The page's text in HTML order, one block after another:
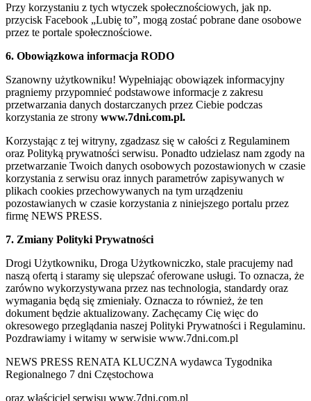
Przy korzystaniu z tych wtyczek społecznościowych, jak np.
przycisk Facebook „Lubię to”, mogą zostać pobrane dane osobowe
przez te portale społecznościowe.
6. Obowiązkowa informacja RODO
Szanowny użytkowniku! Wypełniając obowiązek informacyjny
pragniemy przypomnieć podstawowe informacje z zakresu
przetwarzania danych dostarczanych przez Ciebie podczas
korzystania ze strony www.7dni.com.pl.
Korzystając z tej witryny, zgadzasz się w całości z Regulaminem
oraz Polityką prywatności serwisu. Ponadto udzielasz nam zgody na
przetwarzanie Twoich danych osobowych pozostawionych w czasie
korzystania z serwisu oraz innych parametrów zapisywanych w
plikach cookies przechowywanych na tym urządzeniu
pozostawianych w czasie korzystania z niniejszego portalu przez
firmę NEWS PRESS.
7. Zmiany Polityki Prywatności
Drogi Użytkowniku, Droga Użytkowniczko, stale pracujemy nad
naszą ofertą i staramy się ulepszać oferowane usługi. To oznacza, że
zarówno wykorzystywana przez nas technologia, standardy oraz
wymagania będą się zmieniały. Oznacza to również, że ten
dokument będzie aktualizowany. Zachęcamy Cię więc do
okresowego przeglądania naszej Polityki Prywatności i Regulaminu.
Pozdrawiamy i witamy w serwisie www.7dni.com.pl
NEWS PRESS RENATA KLUCZNA wydawca Tygodnika
Regionalnego 7 dni Częstochowa
oraz właściciel serwisu www.7dni.com.pl